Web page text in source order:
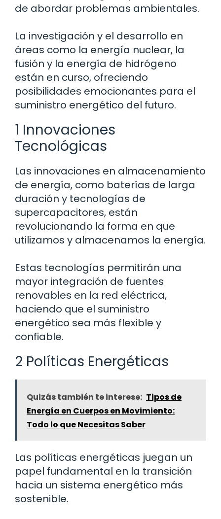
de abordar problemas ambientales.
La investigación y el desarrollo en
áreas como la energía nuclear, la
fusión y la energía de hidrógeno
están en curso, ofreciendo
posibilidades emocionantes para el
suministro energético del futuro.
1 Innovaciones
Tecnológicas
Las innovaciones en almacenamiento
de energía, como baterías de larga
duración y tecnologías de
supercapacitores, están
revolucionando la forma en que
utilizamos y almacenamos la energía.
Estas tecnologías permitirán una
mayor integración de fuentes
renovables en la red eléctrica,
haciendo que el suministro
energético sea más flexible y
confiable.
2 Políticas Energéticas
Quizás también te interese: Tipos de
Energía en Cuerpos en Movimiento:
Todo lo que Necesitas Saber
Las políticas energéticas juegan un
papel fundamental en la transición
hacia un sistema energético más
sostenible.